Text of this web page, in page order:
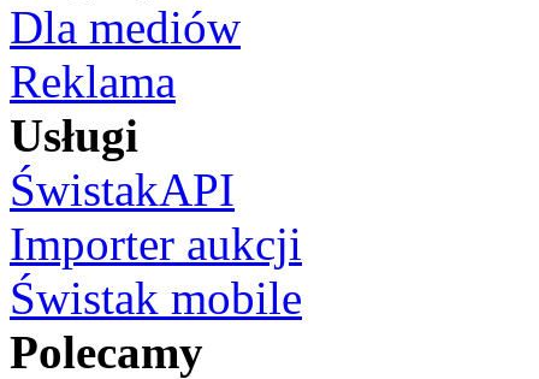
Dla mediów
Reklama
Usługi
ŚwistakAPI
Importer aukcji
Świstak mobile
Polecamy